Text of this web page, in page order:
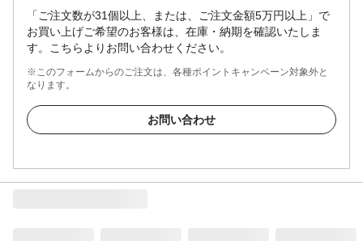
「ご注文数が31個以上、または、ご注文金額5万円以上」で
お買い上げご希望のお客様は、在庫・納期を確認いたしま
す。こちらよりお問い合わせください。
※このフォームからのご注文は、各種ポイントキャンペーン対象外と
なります。
お問い合わせ